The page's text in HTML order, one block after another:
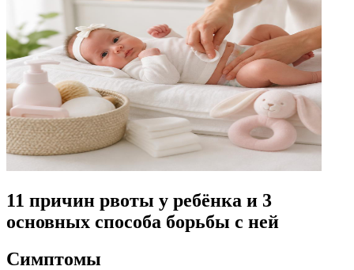
11 причин рвоты у ребёнка и 3
основных способа борьбы с ней
Симптомы